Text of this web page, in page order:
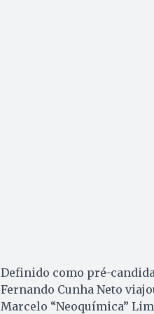
Definido como pré-
Fernando Cunha Neto
Marcelo “Neoquímica”